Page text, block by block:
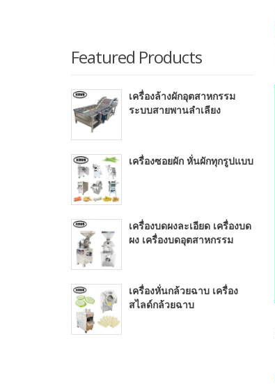
Featured Products
เครื่องล้างผักอุตสาหกรรม
ระบบสายพานลำเลียง
เครื่องซอยผัก หั่นผักทุกรูปแบบ
เครื่องบดผงละเอียด เครื่องบด
ผง เครื่องบดอุตสาหกรรม
เครื่องหั่นกล้วยฉาบ เครื่อง
สไลด์กล้วยฉาบ